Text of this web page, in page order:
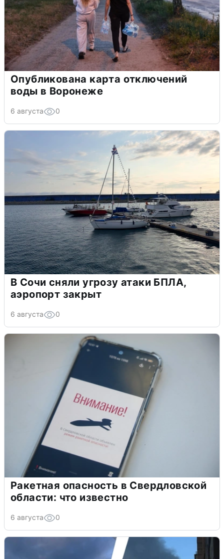
Опубликована карта отключений
воды в Воронеже
6 августа 0
В Сочи сняли угрозу атаки БПЛА,
аэропорт закрыт
6 августа 0
Ракетная опасность в Свердловской
области: что известно
6 августа 0